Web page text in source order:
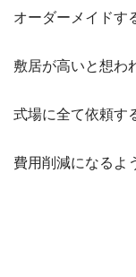
オーダーメイドす
敷居が高いと想わ
式場に全て依頼す
費用削減になるよ